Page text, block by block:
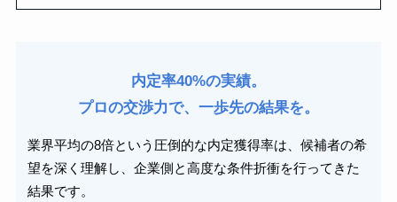
内定率40%の実績。
プロの交渉力で、一歩先の結果を。
業界平均の8倍という圧倒的な内定獲得率は、候補者の希
望を深く理解し、企業側と高度な条件折衝を行ってきた
結果です。